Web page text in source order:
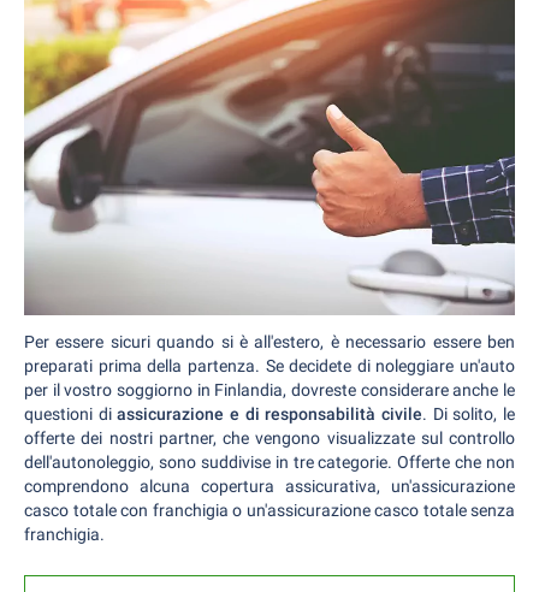
Per essere sicuri quando si è all'estero, è necessario essere ben
preparati prima della partenza. Se decidete di noleggiare un'auto
per il vostro soggiorno in Finlandia, dovreste considerare anche le
questioni diassicurazione e di responsabilità civile. Di solito, le
offerte dei nostri partner, che vengono visualizzate sul controllo
dell'autonoleggio, sono suddivise in tre categorie. Offerte che non
comprendono alcuna copertura assicurativa, un'assicurazione
casco totale con franchigia o un'assicurazione casco totale senza
franchigia.